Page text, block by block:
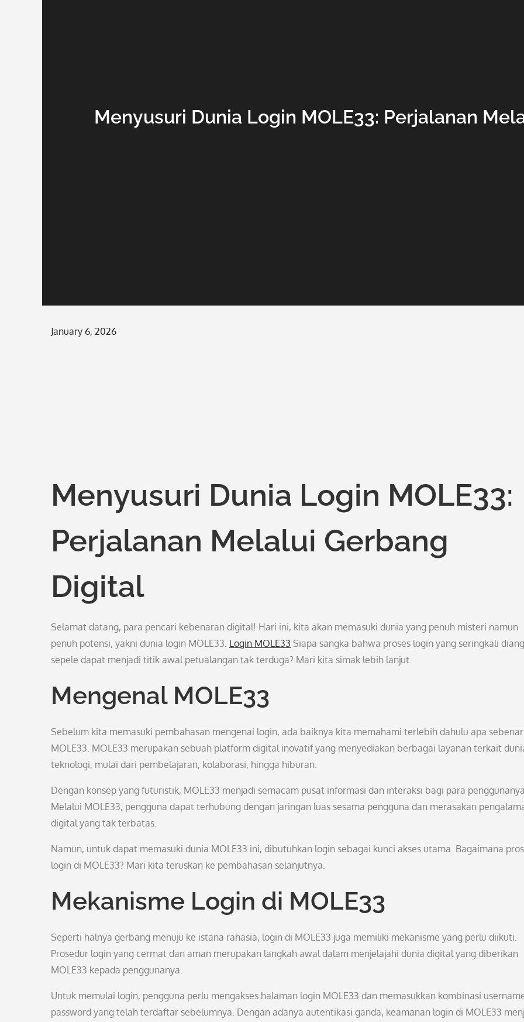
Menyusuri Dunia Login MOLE33: Perjalanan
Posted
January 6, 2026
Menyusuri Dunia Login MOLE33:
Perjalanan Melalui Gerbang
Digital
Selamat datang, para pencari kebenaran digital! Hari ini, kita akan memasuki dunia yang penuh misteri namun
penuh potensi, yakni dunia login MOLE33. Login MOLE33 Siapa sangka bahwa proses login yang seringkali
sepele dapat menjadi titik awal petualangan tak terduga? Mari kita simak lebih lanjut.
Mengenal MOLE33
Sebelum kita memasuki pembahasan mengenai login, ada baiknya kita memahami terlebih dahulu apa
MOLE33. MOLE33 merupakan sebuah platform digital inovatif yang menyediakan berbagai layanan terkait
teknologi, mulai dari pembelajaran, kolaborasi, hingga hiburan.
Dengan konsep yang futuristik, MOLE33 menjadi semacam pusat informasi dan interaksi bagi para
Melalui MOLE33, pengguna dapat terhubung dengan jaringan luas sesama pengguna dan merasakan
digital yang tak terbatas.
Namun, untuk dapat memasuki dunia MOLE33 ini, dibutuhkan login sebagai kunci akses utama. Bagaimana
login di MOLE33? Mari kita teruskan ke pembahasan selanjutnya.
Mekanisme Login di MOLE33
Seperti halnya gerbang menuju ke istana rahasia, login di MOLE33 juga memiliki mekanisme yang perlu diikuti.
Prosedur login yang cermat dan aman merupakan langkah awal dalam menjelajahi dunia digital yang diberikan
MOLE33 kepada penggunanya.
Untuk memulai login, pengguna perlu mengakses halaman login MOLE33 dan memasukkan kombinasi
password yang telah terdaftar sebelumnya. Dengan adanya autentikasi ganda, keamanan login di MOLE33